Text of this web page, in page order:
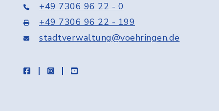
+49 7306 96 22 - 0
+49 7306 96 22 - 199
stadtverwaltung@voehringen.de
facebookinstagramyoutube